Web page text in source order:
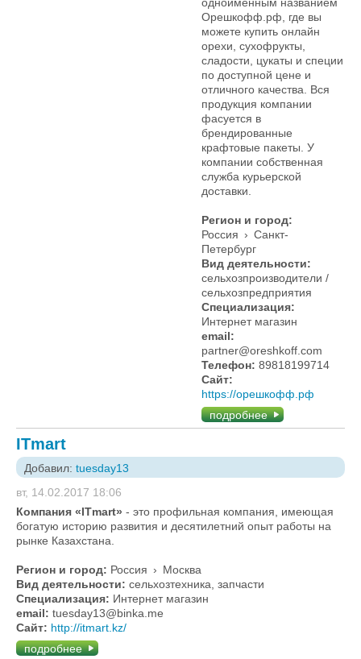
Орешкофф.рф, где вы
можете купить онлайн
орехи, сухофрукты,
сладости, цукаты и специи
по доступной цене и
отличного качества. Вся
продукция компании
фасуется в
брендированные
крафтовые пакеты. У
компании собственная
служба курьерской
доставки.
Регион и город:
Россия › Санкт-
Петербург
Вид деятельности:
сельхозпроизводители /
сельхозпредприятия
Специализация:
Интернет магазин
email:
partner@oreshkoff.com
Телефон: 89818199714
Сайт:
https://орешкофф.рф
подробнее
ITmart
Добавил: tuesday13
вт, 14.02.2017 18:06
Компания «ITmart» - это профильная компания, имеющая
богатую историю развития и десятилетний опыт работы на
рынке Казахстана.
Регион и город: Россия › Москва
Вид деятельности: сельхозтехника, запчасти
Специализация: Интернет магазин
email: tuesday13@binka.me
Сайт: http://itmart.kz/
подробнее